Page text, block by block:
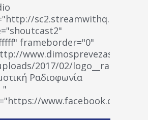
frameborder="0"
www.dimosprevezas.gr/wp-
2017/02/
Ραδιοφωνία
"
www.facebook.com/